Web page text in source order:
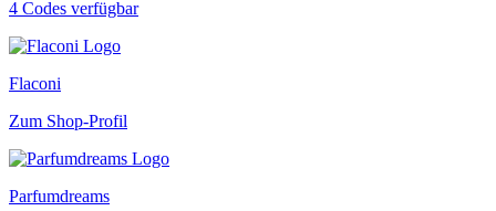
4 Codes verfügbar
Flaconi
Zum Shop-Profil
Parfumdreams